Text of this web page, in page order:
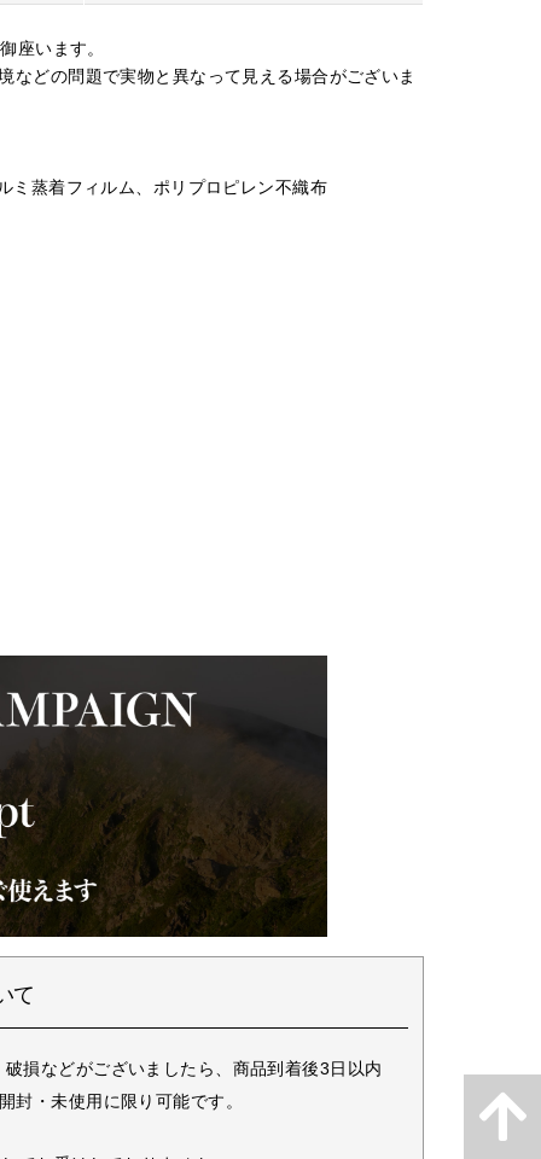
座います。
どの問題で実物と異なって見える場合がございま
ミ蒸着フィルム、ポリプロピレン不織布
て
損などがございましたら、商品到着後3日以内
封・未使用に限り可能です。